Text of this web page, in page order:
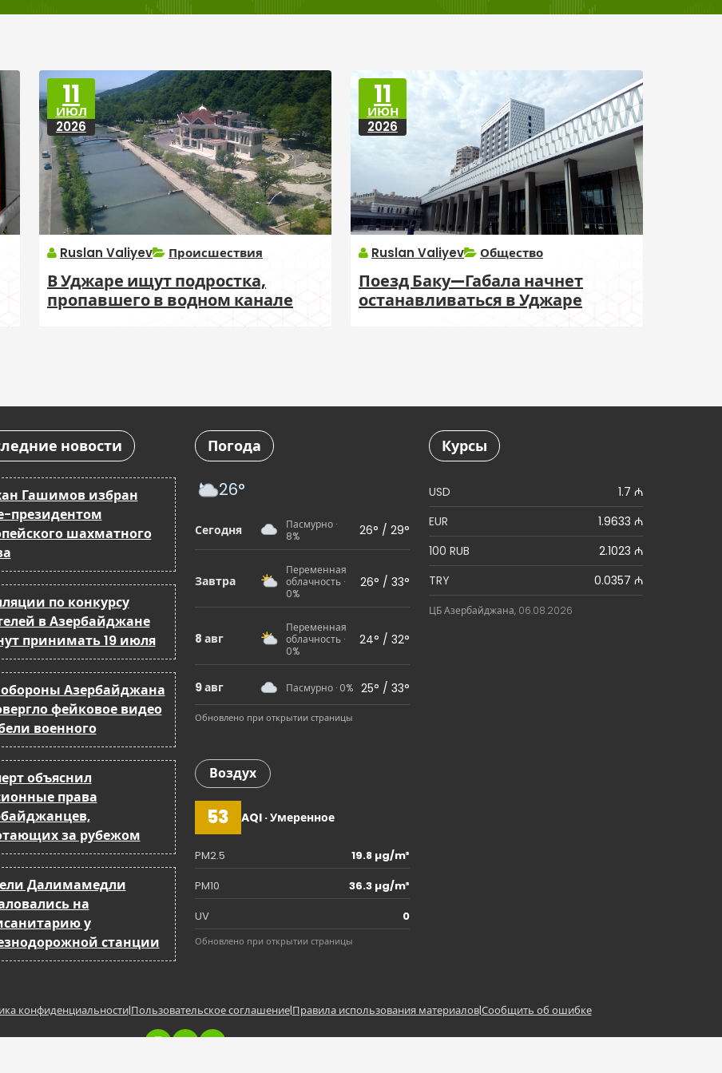
11
ИЮЛ
2026
Ruslan Valiyev Происшествия
В Уджаре ищут подростка,
пропавшего в водном канале
11
ИЮН
2026
Ruslan Valiyev Общество
Поезд Баку—Габала начнет
останавливаться в Уджаре
новости
Гашимов избран
президентом
шахматного
по конкурсу
в Азербайджане
принимать 19 июля
Азербайджана
фейковое видео
военного
объяснил
права
за рубежом
Далимамедли
на
у
станции
Погода
26°
Сегодня
Пасмурно ·
8%
26° / 29°
Завтра
Переменная
облачность ·
0%
26° / 33°
8 авг
Переменная
облачность ·
0%
24° / 32°
9 авг Пасмурно · 0% 25° / 33°
Обновлено при открытии страницы
Воздух
53 AQI · Умеренное
PM2.5
19.8 µg/m³
PM10
36.3 µg/m³
UV
0
Обновлено при открытии страницы
Курсы
USD
1.7 ₼
EUR
1.9633 ₼
100 RUB
2.1023 ₼
TRY
0.0357 ₼
ЦБ Азербайджана, 06.08.2026
конфиденциальности|Пользовательское соглашение|Правила использования материалов|Сообщить об ошибке